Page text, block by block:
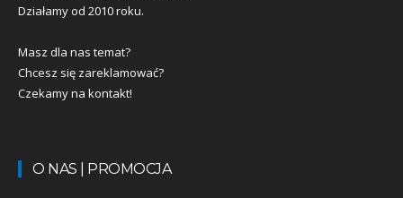
Działamy od 2010 roku.
Masz dla nas temat?
Chcesz się zareklamować?
Czekamy na kontakt!
O NAS | PROMOCJA